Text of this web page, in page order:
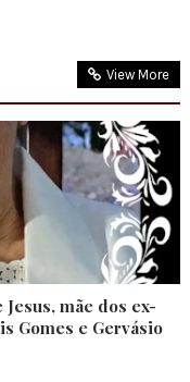
View More
mãe dos ex-
Gomes e Gervásio